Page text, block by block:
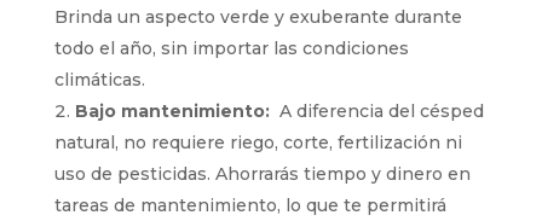
Brinda un aspecto verde y exuberante durante
todo el año, sin importar las condiciones
climáticas.
Bajo mantenimiento:A diferencia del césped
natural, no requiere riego, corte, fertilización ni
uso de pesticidas. Ahorrarás tiempo y dinero en
tareas de mantenimiento, lo que te permitirá